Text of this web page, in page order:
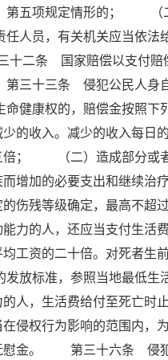
五项规定情形的； （二
员，有关机关应当依法
二条 国家赔偿以支付
十三条 侵犯公民人身
健康权的，赔偿金按照
的收入。减少的收入每日
倍； （二）造成部分或
增加的必要支出和继续治
伤残等级确定，最高不超
能力的人，还应当支付
工资的二十倍。对死者生
标准，参照当地最低生
的人，生活费给付至死
侵权行为影响的范围内，
慰金。 第三十六条 侵